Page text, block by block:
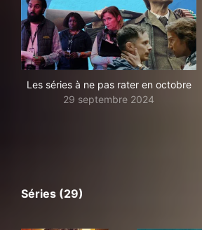
Les séries à ne pas rater en octobre
29 septembre 2024
Séries (29)